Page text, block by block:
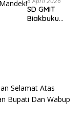
at aksi
Damai
SD GMIT
Biakbuku